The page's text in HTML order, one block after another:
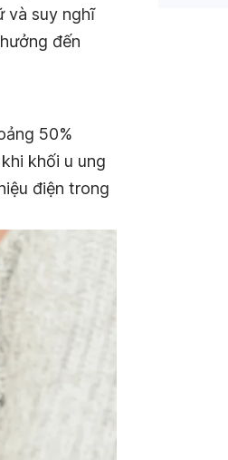
và suy nghĩ
đến
50%
khối u ung
điện trong